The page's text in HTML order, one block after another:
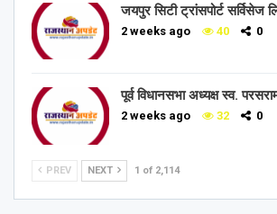
जयपुर सिटी ट्रांसपोर्ट सर्विसेज
2 weeks ago 40 0
पूर्व विधानसभा अध्यक्ष स्व.
2 weeks ago 32 0
PREV NEXT 1 of 2,114